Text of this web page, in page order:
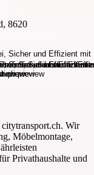
8620
Wir
Möbelmontage,
Privathaushalte und